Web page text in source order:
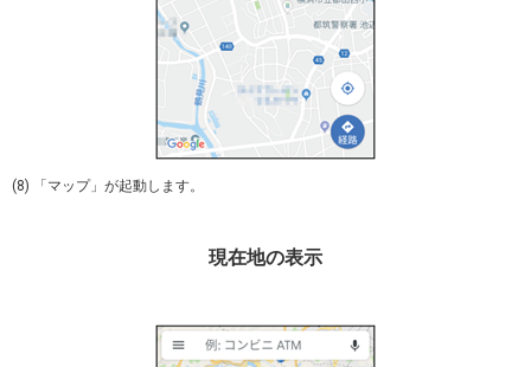
(8) 「マップ」が起動します。
現在地の表示